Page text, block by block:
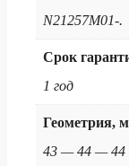
N21257M01-.
Срок
1 год
Геометрия,
43 — 44 — 44